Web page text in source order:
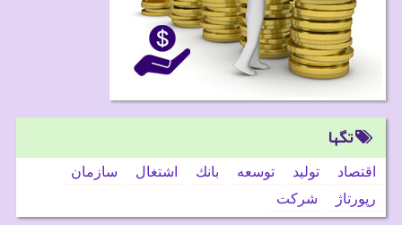
تگها
اقتصاد تولید توسعه بانك اشتغال
سازمان
رپورتاژ
شركت